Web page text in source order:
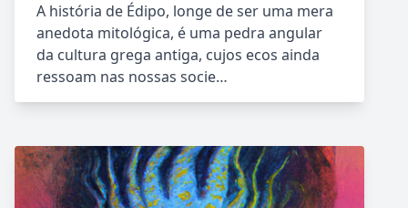
A história de Édipo, longe de ser uma mera
anedota mitológica, é uma pedra angular
da cultura grega antiga, cujos ecos ainda
ressoam nas nossas socie…